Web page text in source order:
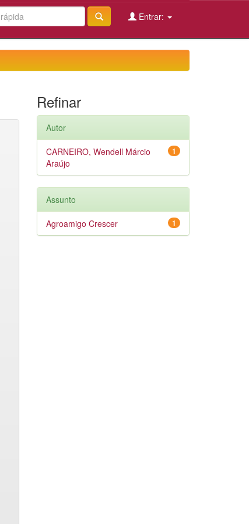
Entrar:
Refinar
Autor
1
CARNEIRO, Wendell Márcio
Araújo
Assunto
1
Agroamigo Crescer